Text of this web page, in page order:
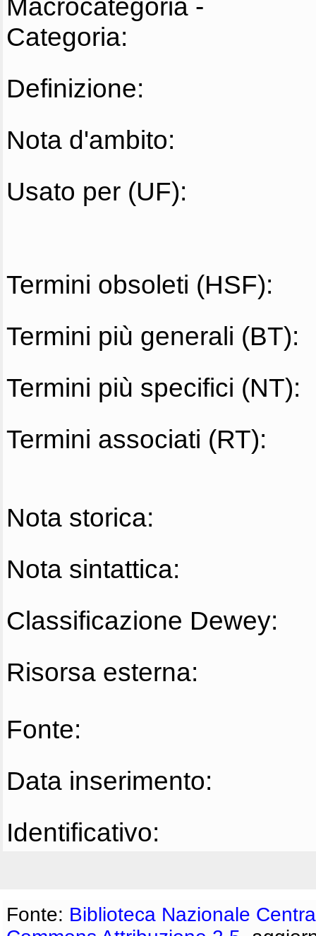
Macrocategoria -
Categoria:
Definizione:
Nota d'ambito:
Usato per (UF):
Termini obsoleti (HSF):
Termini più generali (BT):
Termini più specifici (NT):
Termini associati (RT):
Nota storica:
Nota sintattica:
Classificazione Dewey:
Risorsa esterna:
Fonte:
Data inserimento:
Identificativo:
Fonte: Biblioteca Nazionale